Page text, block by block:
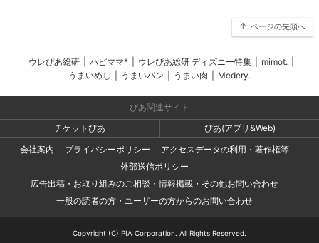
ページの先頭へ
ウレぴあ総研 ハピママ* ウレぴあ総研 ディズニー特集 mimot.
うまいめし
うまいパン うまい肉 Medery.
ぴあ関連サイト
チケットぴあ
ぴあ(アプリ&Web)
会社案内
プライバシーポリシー
アクセスデータの利用・著作権等
外部送信ポリシー
広告出稿・お取り組みのご相談・情報掲載・その他お問い合わせ
一般の読者の方・ユーザーの方からのお問い合わせ
Copyright (C) PIA Corporation. All Rights Reserved.